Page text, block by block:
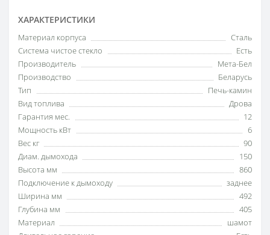
ХАРАКТЕРИСТИКИ
Материал корпуса
Сталь
Система чистое стекло
Есть
Производитель
Мета-Бел
Производство
Беларусь
Тип
Печь-камин
Вид топлива
Дрова
Гарантия мес.
12
Мощность кВт
6
Вес кг
90
Диам. дымохода
150
Высота мм
860
Подключение к дымоходу
заднее
Ширина мм
492
Глубина мм
405
Материал
шамот